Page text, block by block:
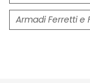
Armadi Ferretti e